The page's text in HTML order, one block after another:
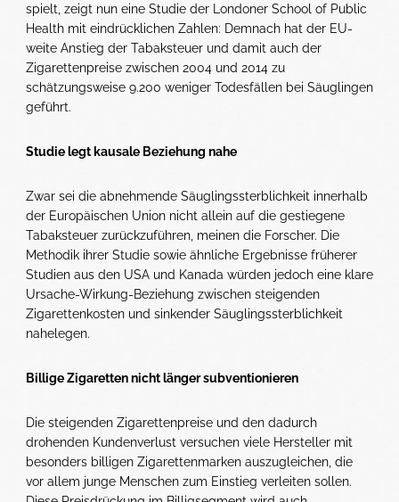
spielt, zeigt nun eine Studie der Londoner School of Public
Health mit eindrücklichen Zahlen: Demnach hat der EU-
weite Anstieg der Tabaksteuer und damit auch der
Zigarettenpreise zwischen 2004 und 2014 zu
schätzungsweise 9.200 weniger Todesfällen bei Säuglingen
geführt.
Studie legt kausale Beziehung nahe
Zwar sei die abnehmende Säuglingssterblichkeit innerhalb
der Europäischen Union nicht allein auf die gestiegene
Tabaksteuer zurückzuführen, meinen die Forscher. Die
Methodik ihrer Studie sowie ähnliche Ergebnisse früherer
Studien aus den USA und Kanada würden jedoch eine klare
Ursache-Wirkung-Beziehung zwischen steigenden
Zigarettenkosten und sinkender Säuglingssterblichkeit
nahelegen.
Billige Zigaretten nicht länger subventionieren
Die steigenden Zigarettenpreise und den dadurch
drohenden Kundenverlust versuchen viele Hersteller mit
besonders billigen Zigarettenmarken auszugleichen, die
vor allem junge Menschen zum Einstieg verleiten sollen.